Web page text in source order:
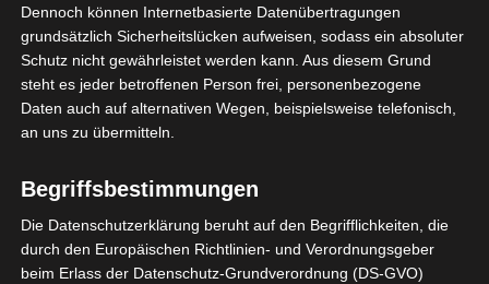
Club Africain
Tunis (CA) 0
Union Sportive
Monastirienne
(USMO) 0
Dennoch können Internetbasierte Datenübertragungen
grundsätzlich Sicherheitslücken aufweisen, sodass ein absoluter
Schutz nicht gewährleistet werden kann. Aus diesem Grund
steht es jeder betroffenen Person frei, personenbezogene
Daten auch auf alternativen Wegen, beispielsweise telefonisch,
an uns zu übermitteln.
Begriffsbestimmungen
Die Datenschutzerklärung beruht auf den Begrifflichkeiten, die
durch den Europäischen Richtlinien- und Verordnungsgeber
beim Erlass der Datenschutz-Grundverordnung (DS-GVO)